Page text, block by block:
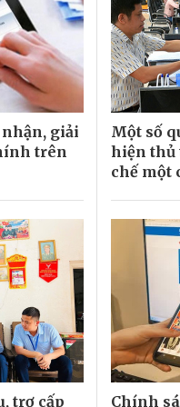
giải
trên
Một số
hiện thủ
chế một
trợ cấp Chính